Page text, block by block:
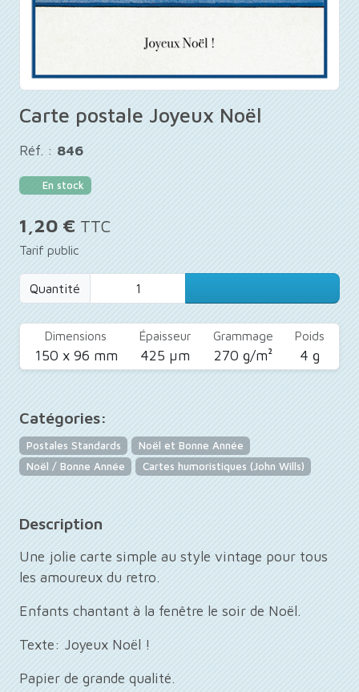
Carte postale Joyeux Noël
Réf. : 846
En stock
1,20 € TTC
Tarif public
Quantité
Dimensions
150 x 96 mm
Épaisseur
425 µm
Grammage
270 g/m²
Poids
4 g
Catégories:
Postales Standards
Noël et Bonne Année
Noël / Bonne Année
Cartes humoristiques (John Wills)
Description
Une jolie carte simple au style vintage pour tous
les amoureux du retro.
Enfants chantant à la fenêtre le soir de Noël.
Texte: Joyeux Noël !
Papier de grande qualité.